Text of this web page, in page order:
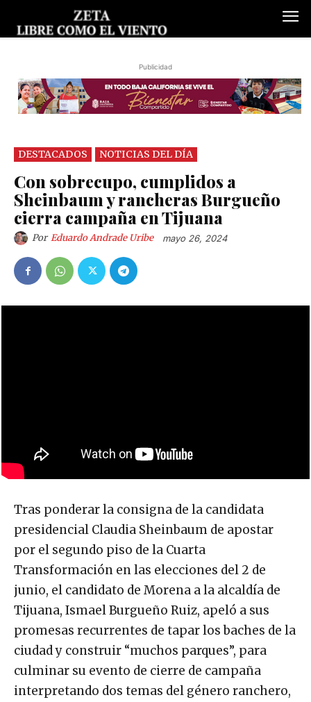
Publicidad
DESTACADOS NOTICIAS DEL DÍA
Con sobrecupo, cumplidos a
Sheinbaum y rancheras Burgueño
cierra campaña en Tijuana
Por Eduardo Andrade Uribe mayo 26, 2024
Tras ponderar la consigna de la candidata
presidencial Claudia Sheinbaum de apostar
por el segundo piso de la Cuarta
Transformación en las elecciones del 2 de
junio, el candidato de Morena a la alcaldía de
Tijuana, Ismael Burgueño Ruiz, apeló a sus
promesas recurrentes de tapar los baches de la
ciudad y construir “muchos parques”, para
culminar su evento de cierre de campaña
interpretando dos temas del género ranchero,